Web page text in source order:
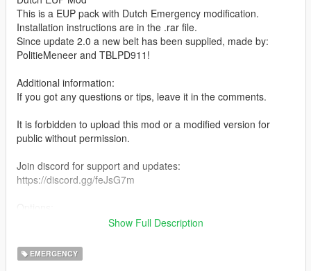
This is a EUP pack with Dutch Emergency modification.
Installation instructions are in the .rar file.
Since update 2.0 a new belt has been supplied, made by:
PolitieMeneer and TBLPD911!
Additional information:
If you got any questions or tips, leave it in the comments.
It is forbidden to upload this mod or a modified version for
public without permission.
Join discord for support and updates:
https://discord.gg/feJsG7m
Motoragent
KMAR Motor
Show Full Description
EMERGENCY